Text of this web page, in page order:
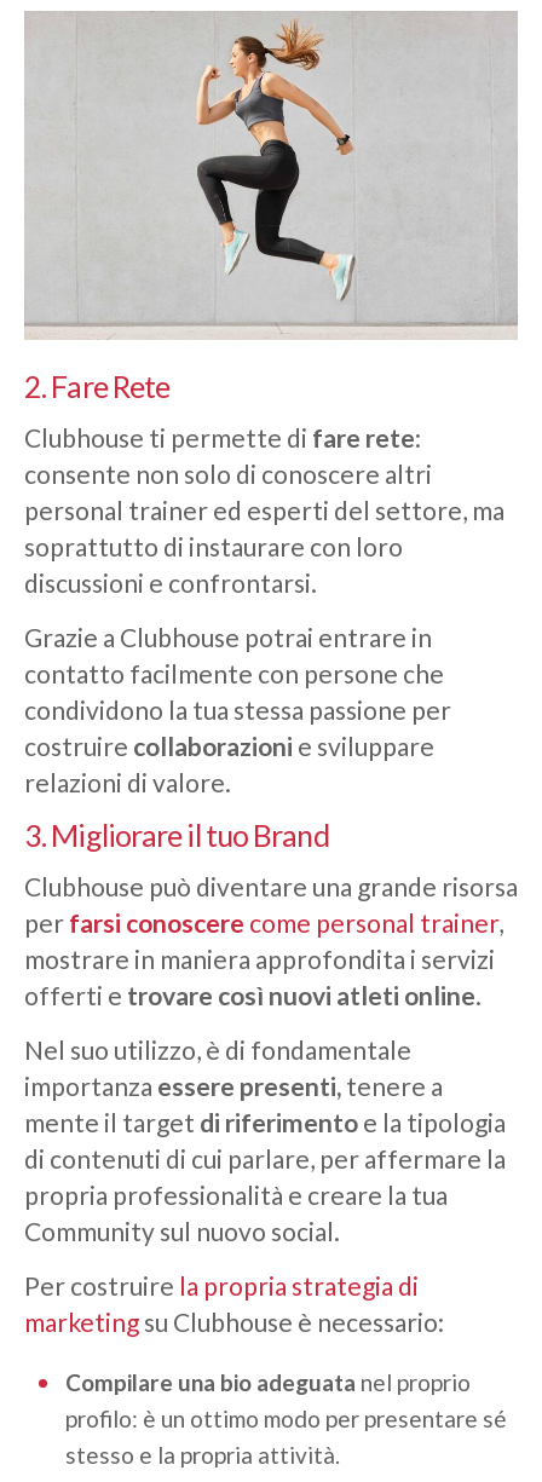
2. Fare Rete
Clubhouse ti permette di fare rete:
consente non solo di conoscere altri
personal trainer ed esperti del settore, ma
soprattutto di instaurare con loro
discussioni e confrontarsi.
Grazie a Clubhouse potrai entrare in
contatto facilmente con persone che
condividono la tua stessa passione per
costruire collaborazioni e sviluppare
relazioni di valore.
3. Migliorare il tuo Brand
Clubhouse può diventare una grande risorsa
per farsi conoscere come personal trainer,
mostrare in maniera approfondita i servizi
offerti e trovare così nuovi atleti online.
Nel suo utilizzo, è di fondamentale
importanza essere presenti, tenere a
mente il target di riferimento e la tipologia
di contenuti di cui parlare, per affermare la
propria professionalità e creare la tua
Community sul nuovo social.
Per costruire la propria strategia di
marketing su Clubhouse è necessario:
Compilare una bio adeguata nel proprio
profilo: è un ottimo modo per presentare sé
stesso e la propria attività.